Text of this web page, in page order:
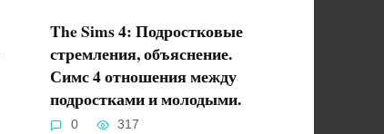
The Sims 4: Подростковые
стремления, объяснение.
Симс 4 отношения между
подростками и молодыми.
0 317